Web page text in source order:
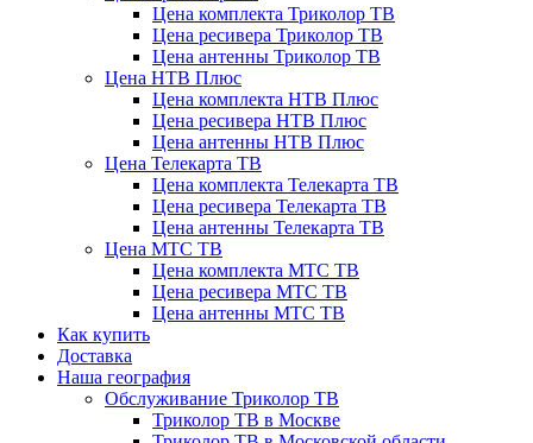
Цена комплекта Триколор ТВ
Цена ресивера Триколор ТВ
Цена антенны Триколор ТВ
Цена НТВ Плюс
Цена комплекта НТВ Плюс
Цена ресивера НТВ Плюс
Цена антенны НТВ Плюс
Цена Телекарта ТВ
Цена комплекта Телекарта ТВ
Цена ресивера Телекарта ТВ
Цена антенны Телекарта ТВ
Цена МТС ТВ
Цена комплекта МТС ТВ
Цена ресивера МТС ТВ
Цена антенны МТС ТВ
Как купить
Доставка
Наша география
Обслуживание Триколор ТВ
Триколор ТВ в Москве